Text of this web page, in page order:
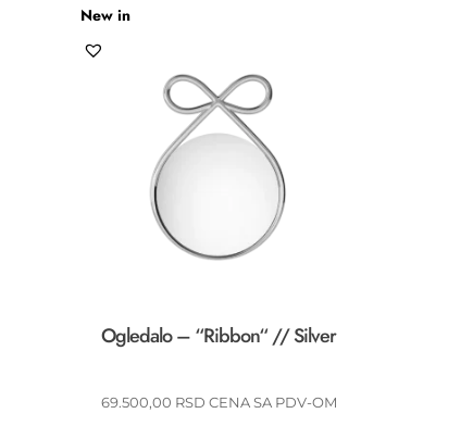
New in
Ogledalo – “Ribbon“ // Silver
69.500,00 RSD CENA SA PDV-OM